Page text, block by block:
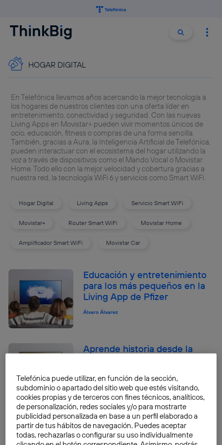
Buscar
HOGAR DIGITAL
En Telefónica llevamos años acercando la mejor tecnología a
los hogares de nuestros clientes con una oferta líder en
entretenimiento, conectividad y seguridad. Con las nuevas
Living Apps en Movistar+ pueden vivir momentos únicos de
ocio, educación, fitness o compras de una forma sencilla.
También, gracias a Aura, la Inteligencia Artificial de Telefónica,
pueden interactuar con el ecosistema del hogar utilizando la
voz a través de dispositivos como el Mando Vocal o Movistar
Home. Todo ello con la mejor velocidad y cobertura gracias a
nuestra red, la tecnología WiFi 6 y servicios como Smart WiFi.
Hogar Digital Living Apps Servicio Smart WiFi
Movistar+ Router Smart WiFi Movistar Home
Amplificador Smart WiFi Movistar Car
Educación y entretenimiento
para los más pequeños en la
Living App de Pfizer
Álvaro Álvarez
Aprende historia desde la
Academia de la Historia
Iñigo Morete Ortiz
EasyMesh: qué es el estándar
que mejora significativamente
Telefónica puede utilizar, en función de la sección,
subdominio o apartado del sitio web que estés visitando,
cookies propias y de terceros con fines técnicos, analíticos,
de personalización, redes sociales y/o para mostrarte
publicidad personalizada en base a un perfil elaborado a
partir de tus hábitos de navegación. Puedes aceptar
todas, rechazarlas o configurar su uso individualmente